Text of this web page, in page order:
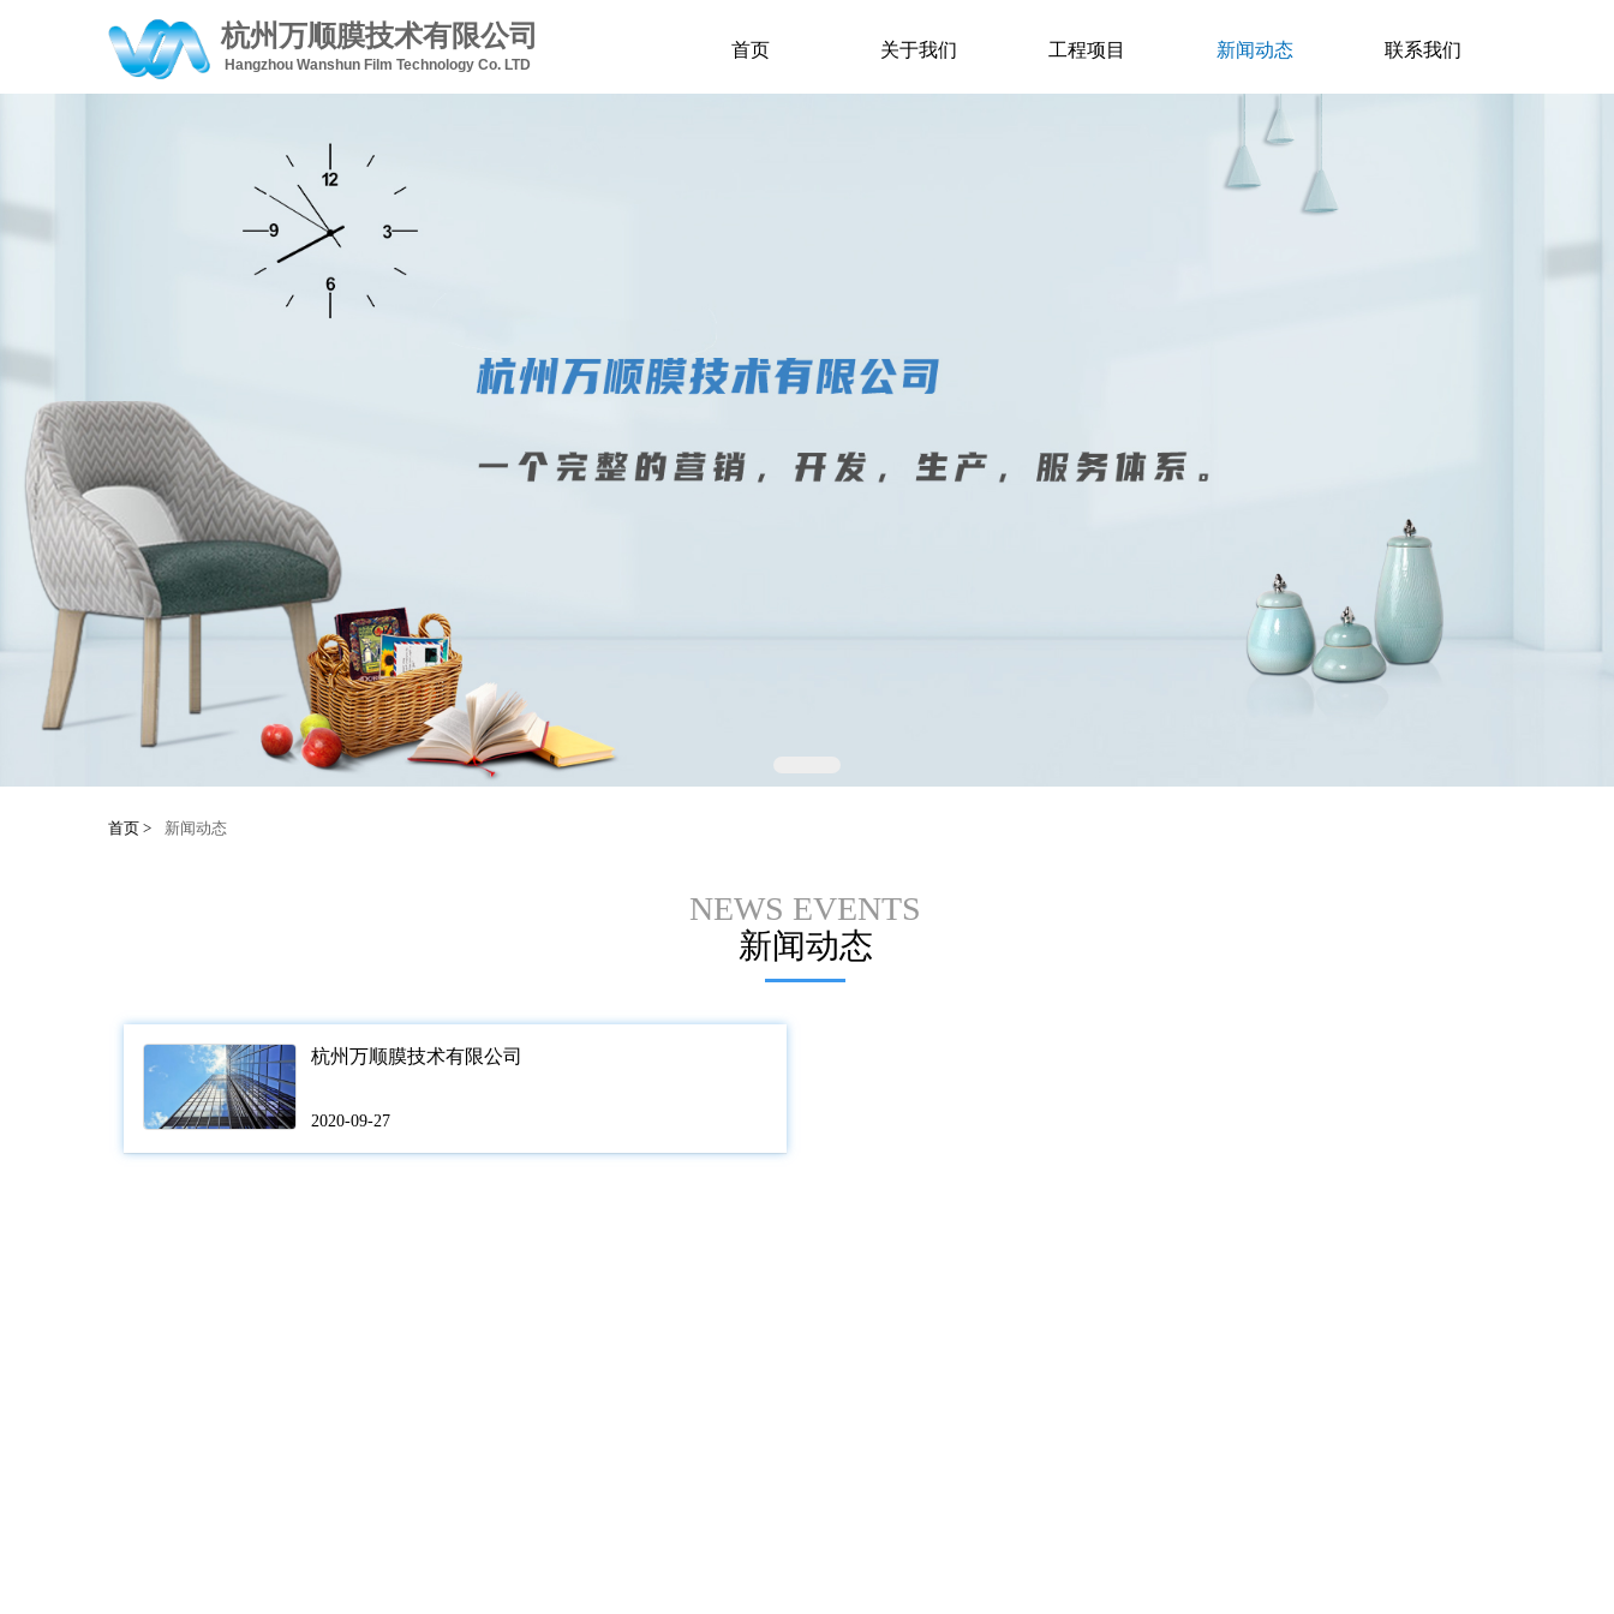
首页 关于我们 工程项目 新闻动态 联系我们
杭州万顺膜技术有限公司
Hangzhou Wanshun Film Technology Co. LTD
首页 > 新闻动态
NEWS EVENTS
新闻动态
杭州万顺膜技术有限公司
2020-09-27